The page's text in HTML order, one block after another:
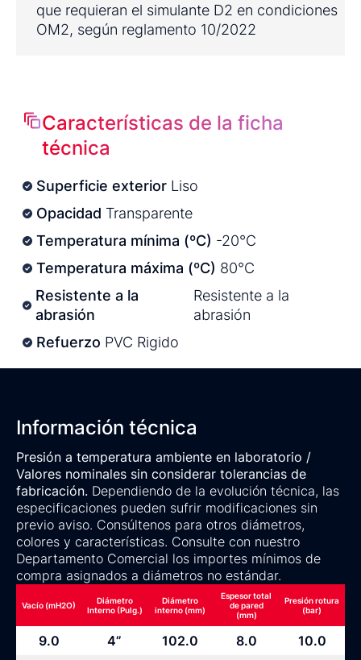
que requieran el simulante D2 en condiciones
OM2, según reglamento 10/2022
Características de la ficha
técnica
Superficie exterior Liso
Opacidad Transparente
Temperatura mínima (ºC) -20°C
Temperatura máxima (ºC) 80°C
Resistente a la
abrasión
Resistente a la
abrasión
Refuerzo PVC Rigido
Información técnica
Presión a temperatura ambiente en laboratorio /
Valores nominales sin considerar tolerancias de
fabricación. Dependiendo de la evolución técnica, las
especificaciones pueden sufrir modificaciones sin
previo aviso. Consúltenos para otros diámetros,
colores y características. Consulte con nuestro
Departamento Comercial los importes mínimos de
compra asignados a diámetros no estándar.
Vacío (mH2O)
Diámetro
Interno (Pulg.)
Diámetro
interno (mm)
Espesor total
de pared
(mm)
Presión rotura
(bar)
9.0 4” 102.0 8.0
10.0